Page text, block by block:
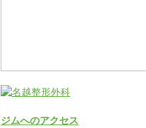
ジムへのアクセス